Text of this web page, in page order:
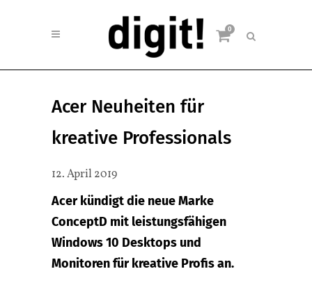
0
Acer Neuheiten für
kreative Professionals
12. April 2019
Acer kündigt die neue Marke
ConceptD mit leistungsfähigen
Windows 10 Desktops und
Monitoren für kreative Profis an.